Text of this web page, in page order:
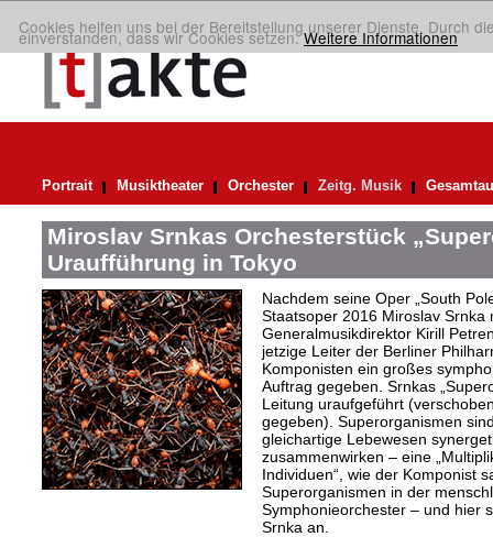
Cookies helfen uns bei der Bereitstellung unserer Dienste. Durch
einverstanden, dass wir Cookies setzen.Weitere Informationen
Portrait Musiktheater Orchester Zeitg. Musik
Miroslav Srnkas Orchesterstück
Uraufführung in Tokyo
Nachdem seine Oper „South
Staatsoper 2016 Miroslav Srnka
Generalmusikdirektor Kirill
jetzige Leiter der Berliner
Komponisten ein großes
Auftrag gegeben. Srnkas
Leitung uraufgeführt
gegeben). Superorganismen
gleichartige Lebewesen
zusammenwirken – eine
Individuen“, wie der Komponist
Superorganismen in der
Symphonieorchester – und hier
Srnka an.